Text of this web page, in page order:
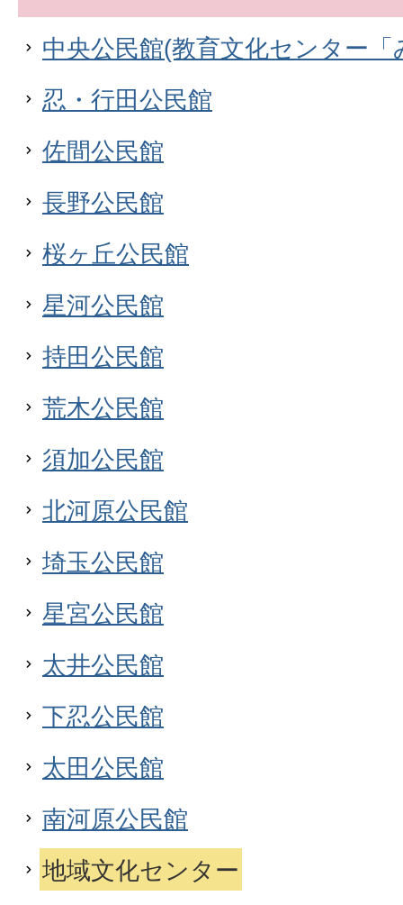
中央公民館(教育文化センター「
忍・行田公民館
佐間公民館
長野公民館
桜ヶ丘公民館
星河公民館
持田公民館
荒木公民館
須加公民館
北河原公民館
埼玉公民館
星宮公民館
太井公民館
下忍公民館
太田公民館
南河原公民館
地域文化センター